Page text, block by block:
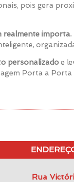
pois gera
realmente importa.
personalizado e
Porta a Porta
Rua